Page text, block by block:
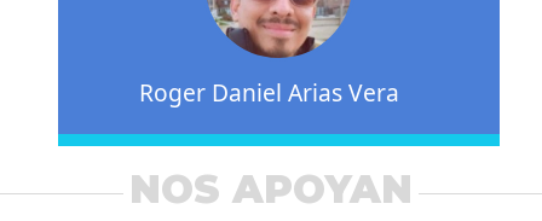
Roger Daniel Arias Vera
NOS APOYAN